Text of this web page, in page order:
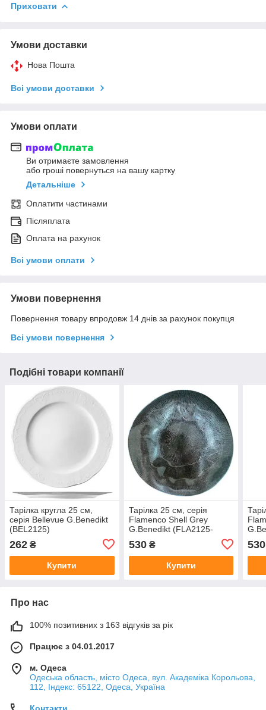
Приховати
Умови доставки
Нова Пошта
Всі умови доставки
Умови оплати
Ви отримаєте замовлення
або гроші повернуться на вашу картку
Детальніше
Оплатити частинами
Післяплата
Оплата на рахунок
Всі умови оплати
Умови повернення
Повернення товару впродовж 14 днів за рахунок покупця
Всі умови повернення
Подібні товари компанії
Тарілка кругла 25 см,
серія Bellevue G.Benedikt
(BEL2125)
262 ₴
Купити
Тарілка 25 см, серія
Flamenco Shell Grey
G.Benedikt (FLA2125-
530₴
Купити
530
Про нас
100% позитивних з 163 відгуків за рік
Працює з 04.01.2017
м. Одеса
Одеська область, місто Одеса, вул. Академіка Корольова,
112, Індекс: 65122, Одеса, Україна